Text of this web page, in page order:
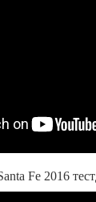
Fe 2016